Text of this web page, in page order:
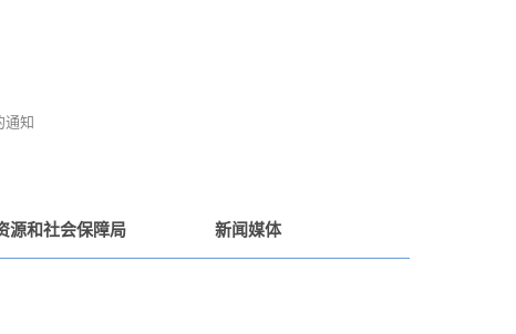
通知
源和社会保障局 新闻媒体